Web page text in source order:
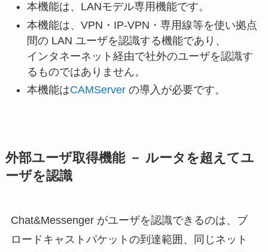
本機能は、LANモデル専用機能です。
本機能は、VPN・IP-VPN・専用線等を使い拠点
間の LAN ユーザを認識する機能であり、
インタネーネット経由で社外のユーザを認識す
るものではありません。
本機能はCAMServer の導入が必要です。
外部ユーザ取得機能 － ルータを超えてユ
ーザを認識
Chat&Messenger がユーザを認識できるのは、ブ
ロードキャストパケットの到達範囲、同じネット